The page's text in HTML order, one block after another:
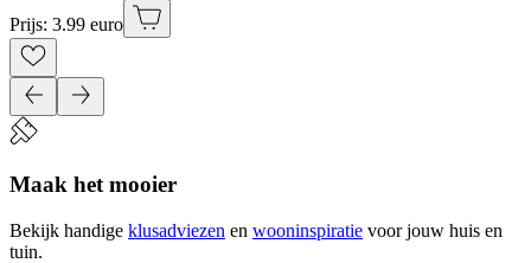
Prijs: 3.99 euro
Maak het mooier
Bekijk handige klusadviezen en wooninspiratie voor jouw huis en
tuin.